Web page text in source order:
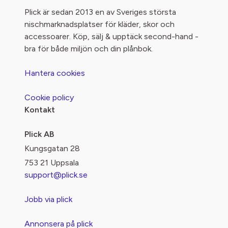
Plick är sedan 2013 en av Sveriges största
nischmarknadsplatser för kläder, skor och
accessoarer. Köp, sälj & upptäck second-hand -
bra för både miljön och din plånbok.
Hantera cookies
Cookie policy
Kontakt
Plick AB
Kungsgatan 28
753 21 Uppsala
support@plick.se
Jobb via plick
Annonsera på plick